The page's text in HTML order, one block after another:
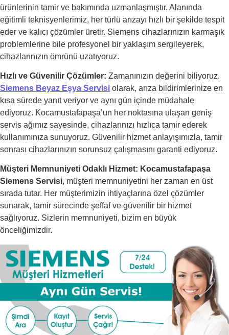
ürünlerinin tamir ve bakımında uzmanlaşmıştır. Alanında
eğitimli teknisyenlerimiz, her türlü arızayı hızlı bir şekilde tespit
eder ve kalıcı çözümler üretir. Siemens cihazlarınızın karmaşık
problemlerine bile profesyonel bir yaklaşım sergileyerek,
cihazlarınızın ömrünü uzatıyoruz.
Hızlı ve Güvenilir Çözümler: Zamanınızın değerini biliyoruz.
Siemens Beyaz Eşya Servisi olarak, arıza bildirimlerinize en
kısa sürede yanıt veriyor ve aynı gün içinde müdahale
ediyoruz. Kocamustafapaşa’un her noktasına ulaşan geniş
servis ağımız sayesinde, cihazlarınızı hızlıca tamir ederek
kullanımınıza sunuyoruz. Güvenilir hizmet anlayışımızla, tamir
sonrası cihazlarınızın sorunsuz çalışmasını garanti ediyoruz.
Müşteri Memnuniyeti Odaklı Hizmet: Kocamustafapaşa
Siemens Servisi, müşteri memnuniyetini her zaman en üst
sırada tutar. Her müşterimizin ihtiyaçlarına özel çözümler
sunarak, tamir sürecinde şeffaf ve güvenilir bir hizmet
sağlıyoruz. Sizlerin memnuniyeti, bizim en büyük
önceliğimizdir.